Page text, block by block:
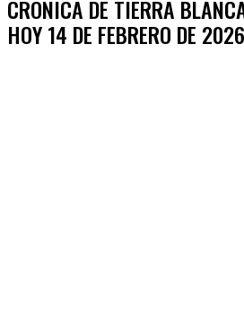
CRÓNICA DE TIERRA
HOY 14 DE FEBRERO DE 2026